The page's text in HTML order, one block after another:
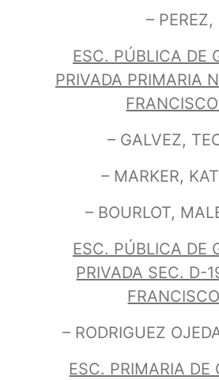
– PEREZ,
ESC. PÚBLICA DE
PRIVADA PRIMARIA
– GALVEZ,
– MARKER,
– BOURLOT,
ESC. PÚBLICA DE
PRIVADA SEC. D-
– RODRIGUEZ
ESC. PRIMARIA DE